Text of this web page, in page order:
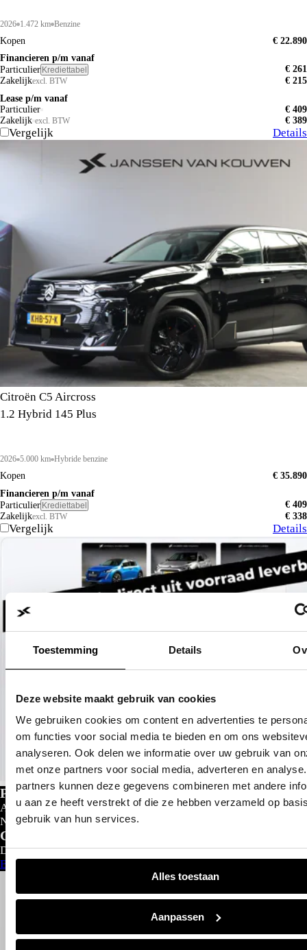
Toestemming Details
Deze website maakt gebruik van cookies
We gebruiken cookies om content en advertenties te
om functies voor social media te bieden en om ons
analyseren. Ook delen we informatie over uw gebruik van
met onze partners voor social media, adverteren en
partners kunnen deze gegevens combineren met andere
u aan ze heeft verstrekt of die ze hebben verzameld op
gebruik van hun services.
Alles toestaan
Aanpassen
2026 1.472 km Benzine
Kopen
€ 22.890
Financieren p/m vanaf
Particulier Krediettabel
€ 261
Zakelijkexcl. BTW
€ 215
Lease p/m vanaf
Particulier
€ 409
Zakelijk excl. BTW € 389
Vergelijk Details
Citroën C5 Aircross
1.2 Hybrid 145 Plus
2026 5.000 km Hybride benzine
Kopen
€ 35.890
Financieren p/m vanaf
Particulier Krediettabel
€ 409
Zakelijkexcl. BTW € 338
Vergelijk Details
Private lease
Al gedacht aan private lease?
Nu al vanaf€299- p/m
Configureer nu
Direct leverbaar
Bekijk aanbod